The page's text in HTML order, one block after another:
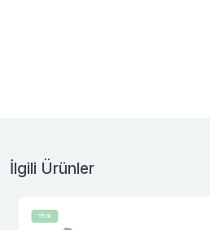
İlgili Ürünler
YENİ